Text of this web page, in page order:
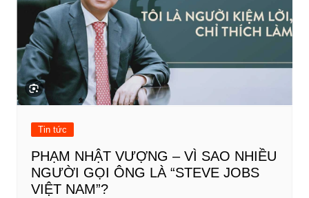
Tin tức
PHẠM NHẬT VƯỢNG – VÌ SAO NHIỀU
NGƯỜI GỌI ÔNG LÀ “STEVE JOBS
VIỆT NAM”?